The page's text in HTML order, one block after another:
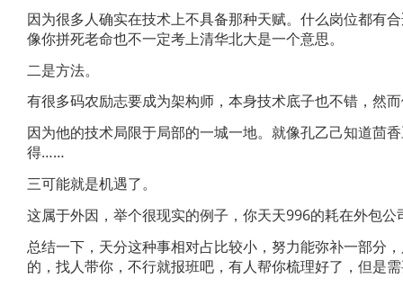
因为很多人确实在技术上不具备那种天赋。什么岗位都有
像你拼死老命也不一定考上清华北大是一个意思。
二是方法。
有很多码农励志要成为架构师，本身技术底子也不错，然
因为他的技术局限于局部的一城一地。就像孔乙己知道茴
得……
三可能就是机遇了。
这属于外因，举个很现实的例子，你天天996的耗在外包
总结一下，天分这种事相对占比较小，努力能弥补一部分
的，找人带你，不行就报班吧，有人帮你梳理好了，但是